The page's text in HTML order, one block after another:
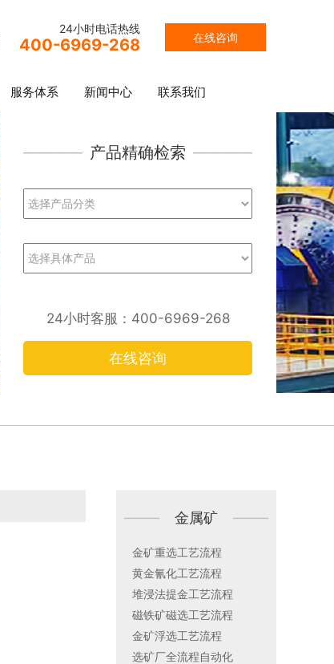
在线咨询
24小时电话热线
400-6969-268
服务体系 新闻中心 联系我们
———— 产品精确检索 ———————
24小时客服：400-6969-268
在线咨询
——————
金属矿 ——————
金矿重选工艺流程
黄金氰化工艺流程
堆浸法提金工艺流程
磁铁矿磁选工艺流程
金矿浮选工艺流程
选矿厂全流程自动化